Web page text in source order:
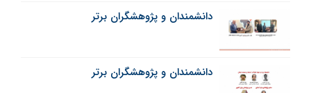
دانشمندان و پژوهشگران برتر
دانشمندان و پژوهشگران برتر